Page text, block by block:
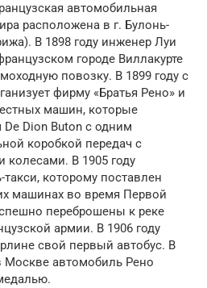
автомобильная
расположена в г. Булонь-
В 1898 году инженер Луи
городе Виллакурте
повозку. В 1899 году с
фирму «Братья Рено» и
машин, которые
Dion Buton с одним
коробкой передач с
В 1905 году
которому поставлен
машинах во время Первой
переброшены к реке
армии. В 1906 году
свой первый автобус. В
Москве автомобиль Рено